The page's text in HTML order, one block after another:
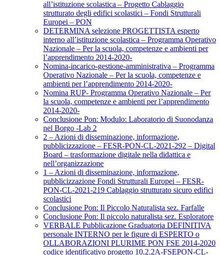
all’istituzione scolastica – Progetto Cablaggio
strutturato degli edifici scolastici – Fondi Strutturali
Europei – PON
DETERMINA selezione PROGETTISTA esperto
interno all’istituzione scolastica – Programma Operativo
Nazionale – Per la scuola, competenze e ambienti per
l’apprendimento 2014-2020-
Nomina-incarico-gestione-amministrativa – Programma
Operativo Nazionale – Per la scuola, competenze e
ambienti per l’apprendimento 2014-2020-
Nomina RUP- Programma Operativo Nazionale – Per
la scuola, competenze e ambienti per l’apprendimento
2014-2020-
Conclusione Pon: Modulo: Laboratorio di Suonodanza
nel Borgo -Lab 2
2 – Azioni di disseminazione, informazione,
pubblicizzazione – FESR-PON-CL-2021-292 – Digital
Board – trasformazione digitale nella didattica e
nell’organizzazione
1 – Azioni di disseminazione, informazione,
pubblicizzazione Fondi Strutturali Europei – FESR-
PON-CL-2021-219 Cablaggio strutturato sicuro edifici
scolastici
Conclusione Pon: Il Piccolo Naturalista sez. Farfalle
Conclusione Pon: Il piccolo naturalista sez. Esploratore
VERBALE Pubblicazione Graduatoria DEFINITIVA
personale INTERNO per le figure di ESPERTO o
OLLABORAZIONI PLURIME PON FSE 2014-2020
codice identificativo progetto 10.2.2A-FSEPON-CL-